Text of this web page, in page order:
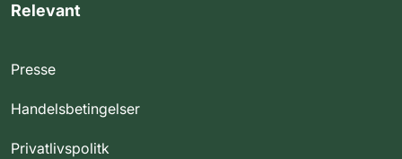
Relevant
Presse
Handelsbetingelser
Privatlivspolitk